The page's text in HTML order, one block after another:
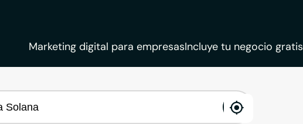
Marketing digital para empresasIncluye tu negocio gratis
enable